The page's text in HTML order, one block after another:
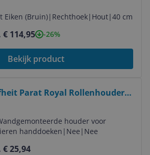
Eiken (Bruin)| Rechthoek| Hout|40 cm
€ 114,95 -26%
Bekijk product
Parat Royal Rollenhouder -
houder voor
handdoeken | Nee | Nee
€ 25,94